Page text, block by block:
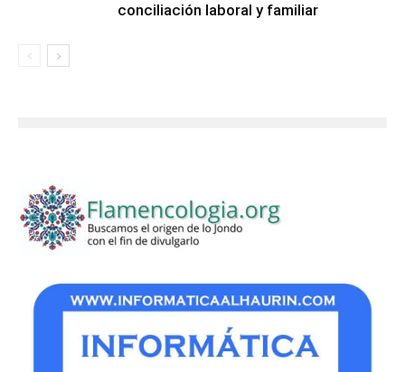
conciliación laboral y familiar